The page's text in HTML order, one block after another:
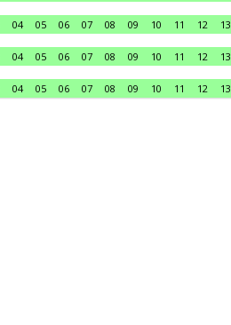
04 05 06 07 08 09 10 11 12 13
04 05 06 07 08 09 10 11 12 13
04 05 06 07 08 09 10 11 12 13